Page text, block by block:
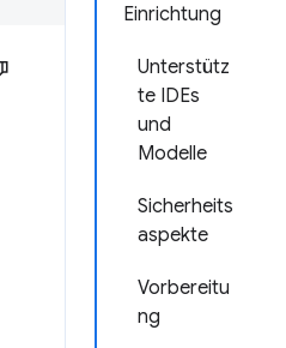
Einrichtung
Unterstütz
te IDEs
und
Modelle
Sicherheits
aspekte
Vorbereitu
ng